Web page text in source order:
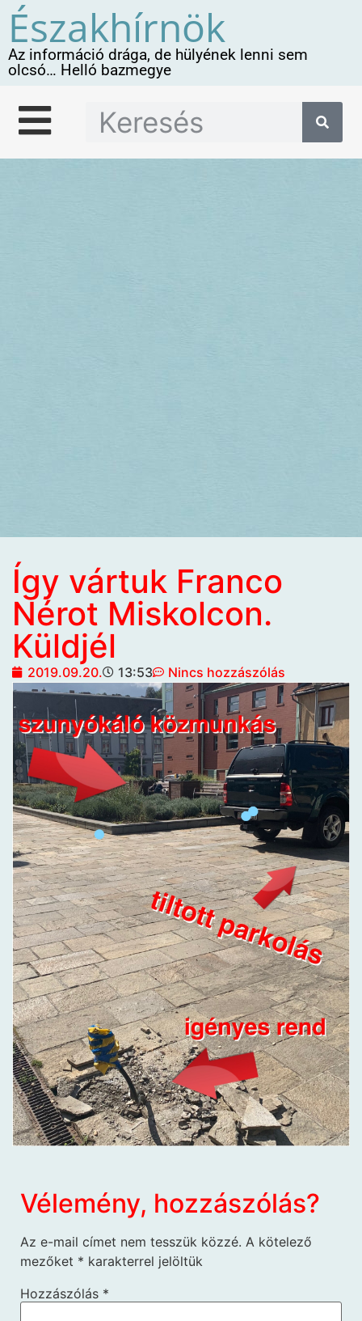
Északhírnök
Az információ drága, de hülyének lenni sem
olcsó… Helló bazmegye
Így vártuk Franco
Nérot Miskolcon.
Küldjél
2019.09.20. 13:53 Nincs hozzászólás
Vélemény, hozzászólás?
Az e-mail címet nem tesszük közzé. A kötelező
mezőket * karakterrel jelöltük
Hozzászólás *